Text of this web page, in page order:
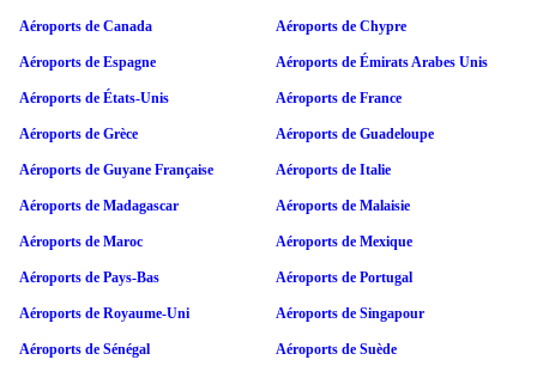
Aéroports de Canada Aéroports de Chypre
Aéroports de Espagne Aéroports de Émirats Arabes Unis
Aéroports de États-Unis Aéroports de France
Aéroports de Grèce Aéroports de Guadeloupe
Aéroports de Guyane Française Aéroports de Italie
Aéroports de Madagascar Aéroports de Malaisie
Aéroports de Maroc Aéroports de Mexique
Aéroports de Pays-Bas Aéroports de Portugal
Aéroports de Royaume-Uni Aéroports de Singapour
Aéroports de Sénégal Aéroports de Suède